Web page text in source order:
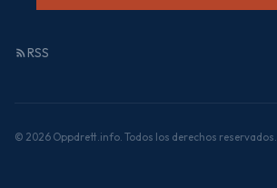
RSS
© 2026 Oppdrett.info. Todos los derechos reservados.